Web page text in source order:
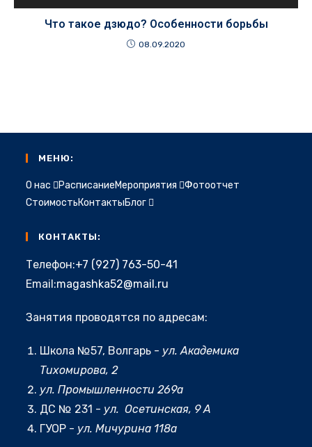
Что такое дзюдо? Особенности борьбы
08.09.2020
МЕНЮ:
О нас РасписаниеМероприятия
Фотоотчет
СтоимостьКонтактыБлог
КОНТАКТЫ:
Телефон:+7 (927) 763-50-41
приложении
Email:magashka52@mail.ru
вашем
Занятия проводятся по адресам:
Школа №57, Волгарь - ул. Академика
Тихомирова, 2
ул. Промышленности 269а
ДС № 231 - ул. Осетинская, 9 А
ГУОР - ул. Мичурина 118а